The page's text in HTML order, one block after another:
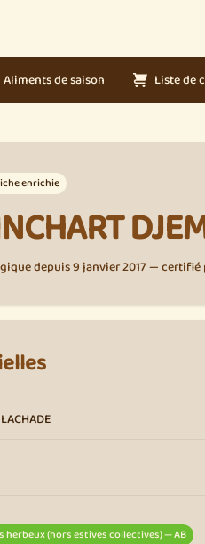
Aliments de saison Liste de
enrichie
depuis 9 janvier 2017 — certifié
herbeux (hors estives collectives) — AB